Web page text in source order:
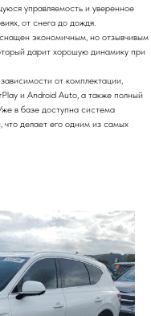
управляемость и уверенное
от снега до дождя.
экономичным, но отзывчивым
дарит хорошую динамику при
от комплектации,
и Android Auto, а также полный
в базе доступна система
что делает его одним из самых